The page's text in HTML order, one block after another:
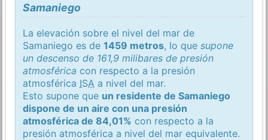
Samaniego
La elevación sobre el nivel del mar de
Samaniego es de1459 metros, lo quesupone
un descenso de 161,9 milibares de presión
atmosférica con respecto a la presión
atmosférica ISA a nivel del mar.
Esto supone que un residente de Samaniego
dispone de un aire con una presión
atmosférica de 84,01% con respecto a la
presión atmosférica a nivel del mar equivalente.